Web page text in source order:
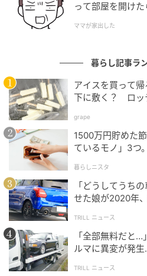
①パンツのサイドの縫い目に
り込む。
②クリップで挟んで固定し、
トップスで隠せば分かり
って部屋を開けた
ママが家出した
暮らし記事ラ
アイスを買って
下に敷く？ ロッ
grape
1500万円貯めた
ているモノ」3つ
暮らしニスタ
「どうしてうち
せた娘が2020年
TRILL ニュース
「全部無料だと
ルマに異変が発
TRILL ニュース